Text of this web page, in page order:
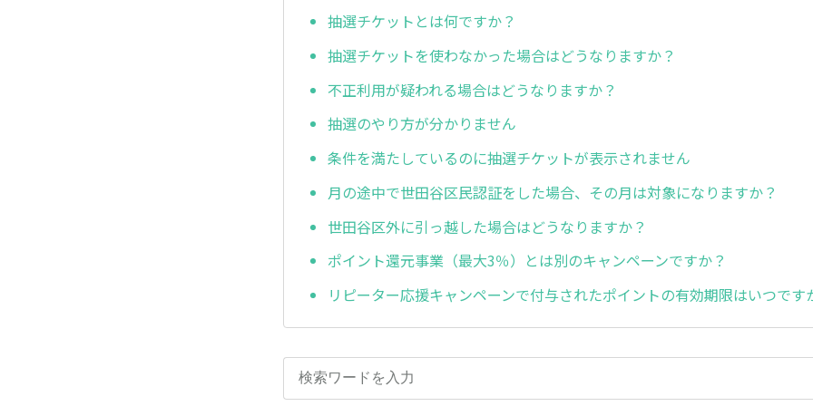
抽選チケットとは何ですか？
抽選チケットを使わなかった場合はどうなりますか？
不正利用が疑われる場合はどうなりますか？
抽選のやり方が分かりません
条件を満たしているのに抽選チケットが表示されません
月の途中で世田谷区民認証をした場合、その月は対象になりますか？
世田谷区外に引っ越した場合はどうなりますか？
ポイント還元事業（最大3％）とは別のキャンペーンですか？
リピーター応援キャンペーンで付与されたポイントの有効期限はいつです